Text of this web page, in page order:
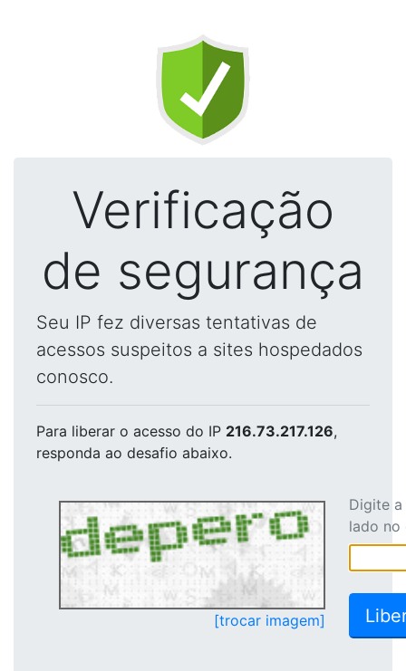
Verificação
de segurança
Seu IP fez diversas tentativas de
acessos suspeitos a sites hospedados
conosco.
Para liberar o acesso do IP 216.73.217.126,
responda ao desafio abaixo.
[trocar imagem]
Digite
lado no